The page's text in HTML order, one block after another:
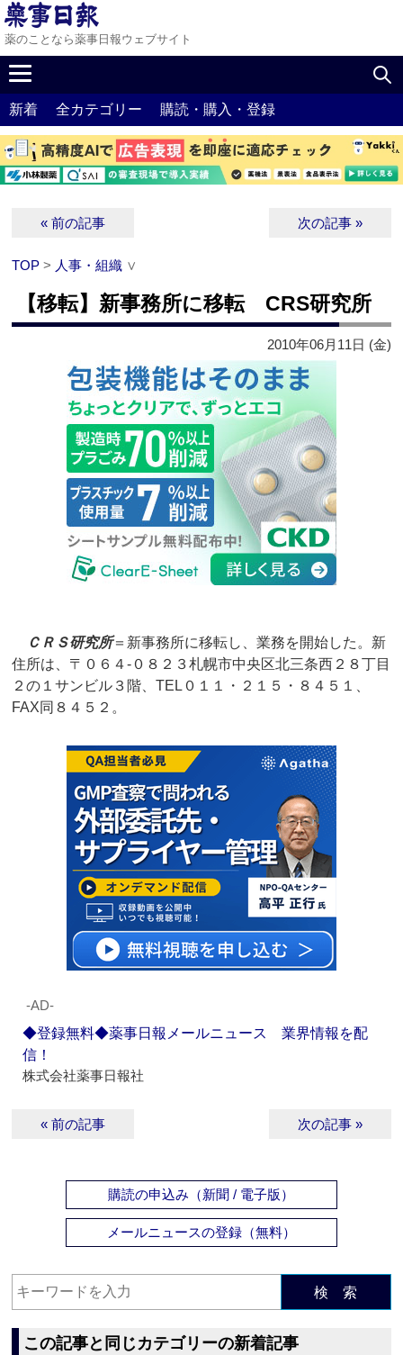
薬のことなら薬事日報ウェブサイト
新着 全カテゴリー 購読・購入・登録
« 前の記事 次の記事 »
TOP > 人事・組織 ∨
【移転】新事務所に移転 CRS研究所
2010年06月11日 (金)
ＣＲＳ研究所＝新事務所に移転し、業務を開始した。新
住所は、〒０６４‐０８２３札幌市中央区北三条西２８丁目
２の１サンビル３階、TEL０１１・２１５・８４５１、
FAX同８４５２。
‐AD‐
◆登録無料◆薬事日報メールニュース 業界情報を配
信！
株式会社薬事日報社
« 前の記事 次の記事 »
購読の申込み（新聞 / 電子版）
メールニュースの登録（無料）
検 索
この記事と同じカテゴリーの新着記事